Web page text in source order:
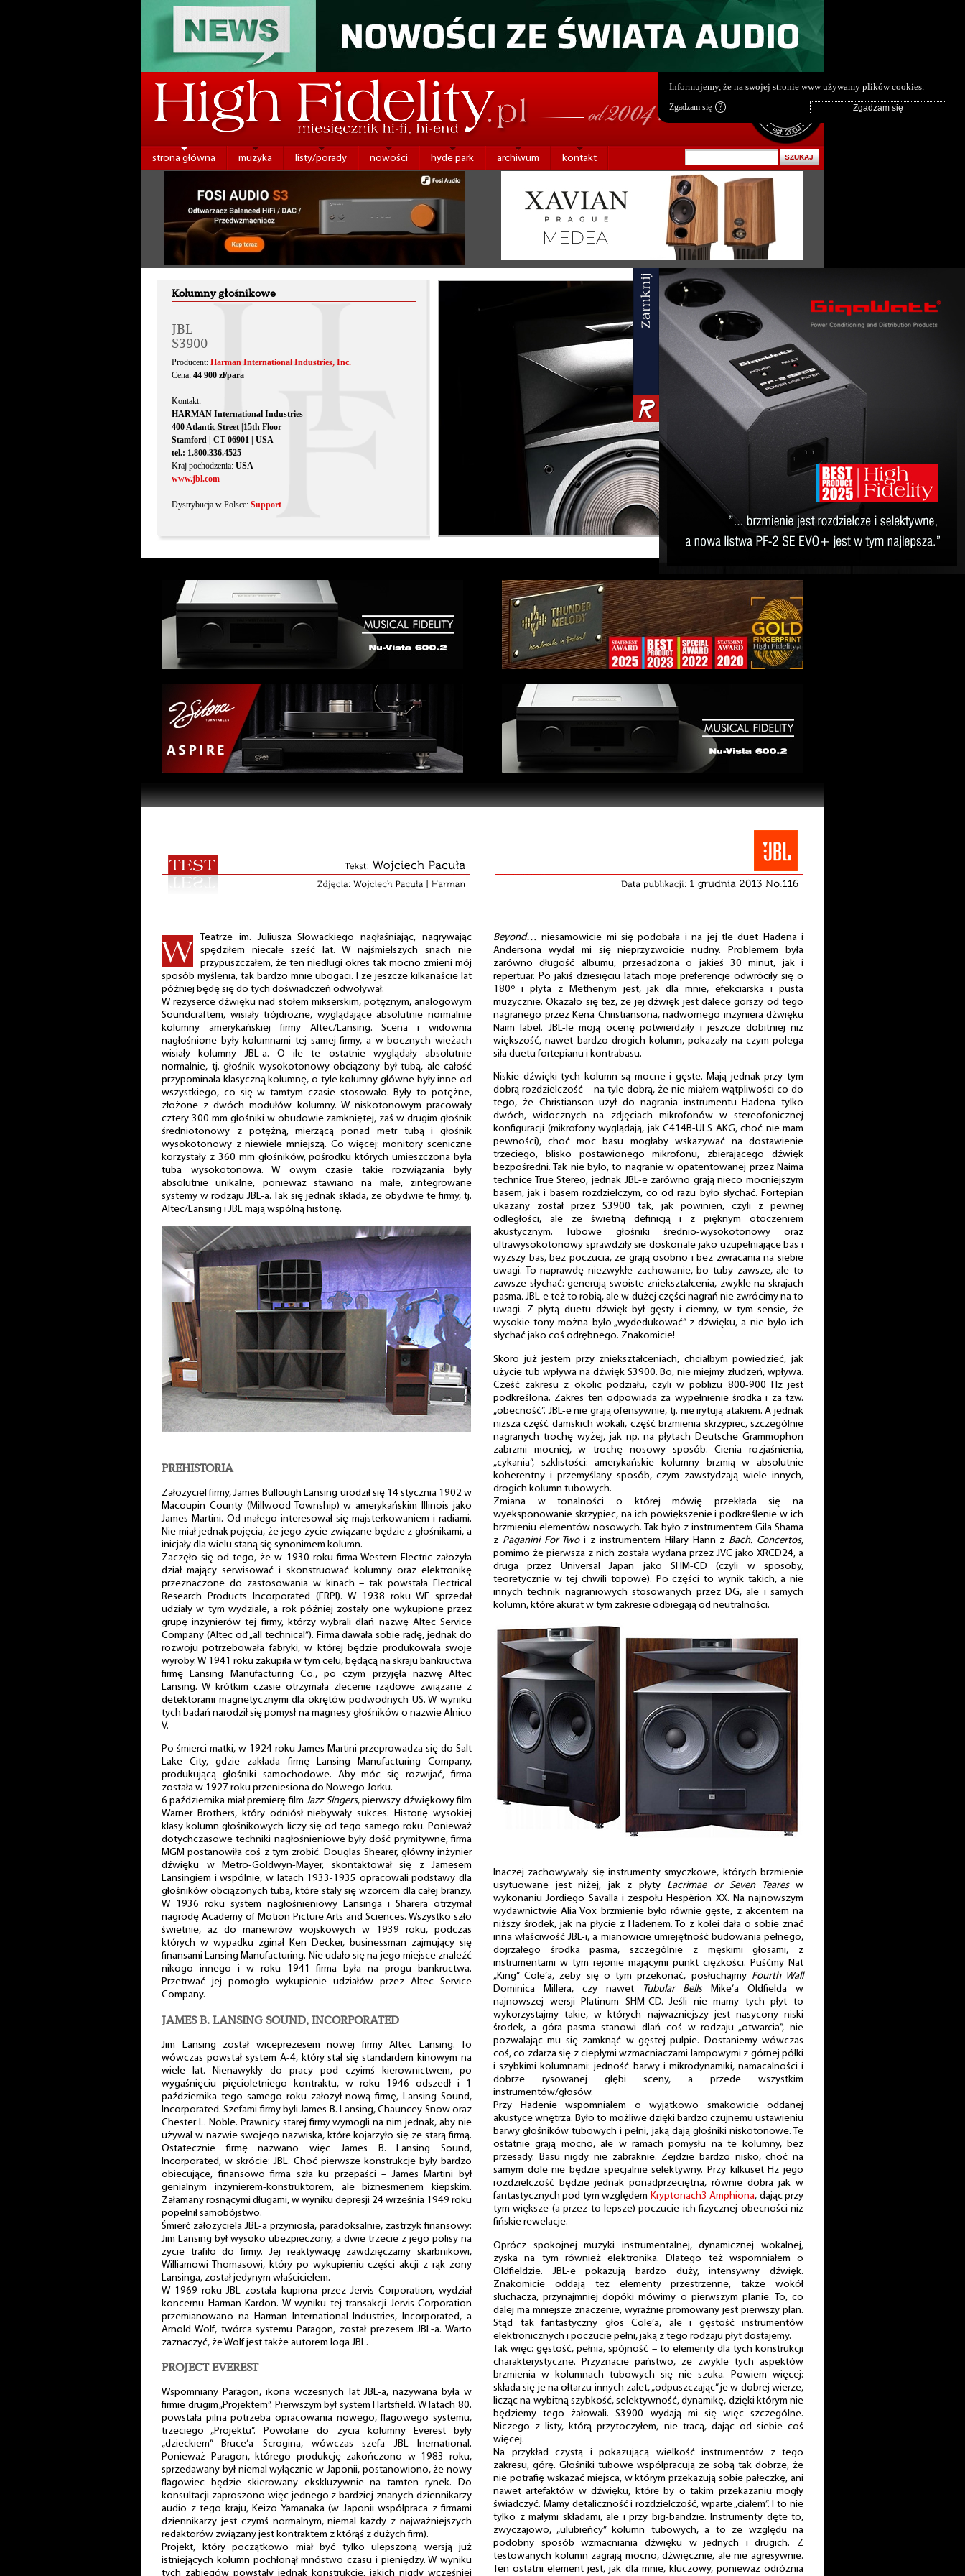
strona główna muzyka listy/porady nowości hyde park archiwum kontakt
Kolumny głośnikowe
JBL
S3900
Producent: Harman International Industries, Inc.
Cena: 44 900 zł/para
Kontakt:
HARMAN International Industries
400 Atlantic Street |15th Floor
Stamford | CT 06901 | USA
tel.: 1.800.336.4525
Kraj pochodzenia: USA
www.jbl.com
Dystrybucja w Polsce: Support
Teatrze im. Juliusza Słowackiego nagłaśniając, nagrywając
spędziłem niecałe sześć lat. W najśmielszych snach nie
przypuszczałem, że ten niedługi okres tak mocno zmieni mój
sposób myślenia, tak bardzo mnie ubogaci. I że jeszcze kilkanaście lat
później będę się do tych doświadczeń odwoływał.
W reżyserce dźwięku nad stołem mikserskim, potężnym, analogowym
Soundcraftem, wisiały trójdrożne, wyglądające absolutnie normalnie
kolumny amerykańskiej firmy Altec/Lansing. Scena i widownia
nagłośnione były kolumnami tej samej firmy, a w bocznych wieżach
wisiały kolumny JBL-a. O ile te ostatnie wyglądały absolutnie
normalnie, tj. głośnik wysokotonowy obciążony był tubą, ale całość
przypominała klasyczną kolumnę, o tyle kolumny główne były inne od
wszystkiego, co się w tamtym czasie stosowało. Były to potężne,
złożone z dwóch modułów kolumny. W niskotonowym pracowały
cztery 300 mm głośniki w obudowie zamkniętej, zaś w drugim głośnik
średniotonowy z potężną, mierzącą ponad metr tubą i głośnik
wysokotonowy z niewiele mniejszą. Co więcej: monitory sceniczne
korzystały z 360 mm głośników, pośrodku których umieszczona była
tuba wysokotonowa. W owym czasie takie rozwiązania były
absolutnie unikalne, ponieważ stawiano na małe, zintegrowane
systemy w rodzaju JBL-a. Tak się jednak składa, że obydwie te firmy, tj.
Altec/Lansing i JBL mają wspólną historię.
PREHISTORIA
Założyciel firmy, James Bullough Lansing urodził się 14 stycznia 1902 w
Macoupin County (Millwood Township) w amerykańskim Illinois jako
James Martini. Od małego interesował się majsterkowaniem i radiami.
Nie miał jednak pojęcia, że jego życie związane będzie z głośnikami, a
inicjały dla wielu staną się synonimem kolumn.
Zaczęło się od tego, że w 1930 roku firma Western Electric założyła
dział mający serwisować i skonstruować kolumny oraz elektronikę
przeznaczone do zastosowania w kinach – tak powstała Electrical
Research Products Incorporated (ERPI). W 1938 roku WE sprzedał
udziały w tym wydziale, a rok później zostały one wykupione przez
grupę inżynierów tej firmy, którzy wybrali dlań nazwę Altec Service
Company (Altec od „all technical”). Firma dawała sobie radę, jednak do
rozwoju potrzebowała fabryki, w której będzie produkowała swoje
wyroby. W 1941 roku zakupiła w tym celu, będącą na skraju bankructwa
firmę Lansing Manufacturing Co., po czym przyjęła nazwę Altec
Lansing. W krótkim czasie otrzymała zlecenie rządowe związane z
detektorami magnetycznymi dla okrętów podwodnych US. W wyniku
tych badań narodził się pomysł na magnesy głośników o nazwie Alnico
V.
Po śmierci matki, w 1924 roku James Martini przeprowadza się do Salt
Lake City, gdzie zakłada firmę Lansing Manufacturing Company,
produkującą głośniki samochodowe. Aby móc się rozwijać, firma
została w 1927 roku przeniesiona do Nowego Jorku.
6 października miał premierę filmJazz Singers, pierwszy dźwiękowy film
Warner Brothers, który odniósł niebywały sukces. Historię wysokiej
klasy kolumn głośnikowych liczy się od tego samego roku. Ponieważ
dotychczasowe techniki nagłośnieniowe były dość prymitywne, firma
MGM postanowiła coś z tym zrobić. Douglas Shearer, główny inżynier
dźwięku w Metro-Goldwyn-Mayer, skontaktował się z Jamesem
Lansingiem i wspólnie, w latach 1933-1935 opracowali podstawy dla
głośników obciążonych tubą, które stały się wzorcem dla całej branży.
W 1936 roku system nagłośnieniowy Lansinga i Sharera otrzymał
nagrodę Academy of Motion Picture Arts and Sciences. Wszystko szło
świetnie, aż do manewrów wojskowych w 1939 roku, podczas
których w wypadku zginał Ken Decker, businessman zajmujący się
finansami Lansing Manufacturing. Nie udało się na jego miejsce znaleźć
nikogo innego i w roku 1941 firma była na progu bankructwa.
Przetrwać jej pomogło wykupienie udziałów przez Altec Service
Company.
JAMES B. LANSING SOUND, INCORPORATED
Jim Lansing został wiceprezesem nowej firmy Altec Lansing. To
wówczas powstał system A-4, który stał się standardem kinowym na
wiele lat. Nienawykły do pracy pod czyimś kierownictwem, po
wygaśnięciu pięcioletniego kontraktu, w roku 1946 odszedł i 1
października tego samego roku założył nową firmę, Lansing Sound,
Incorporated. Szefami firmy byli James B. Lansing, Chauncey Snow oraz
Chester L. Noble. Prawnicy starej firmy wymogli na nim jednak, aby nie
używał w nazwie swojego nazwiska, które kojarzyło się ze starą firmą.
Ostatecznie firmę nazwano więc James B. Lansing Sound,
Incorporated, w skrócie: JBL. Choć pierwsze konstrukcje były bardzo
obiecujące, finansowo firma szła ku przepaści – James Martini był
genialnym inżynierem-konstruktorem, ale biznesmenem kiepskim.
Załamany rosnącymi długami, w wyniku depresji 24 września 1949 roku
popełnił samobójstwo.
Śmierć założyciela JBL-a przyniosła, paradoksalnie, zastrzyk finansowy:
Jim Lansing był wysoko ubezpieczony, a dwie trzecie z jego polisy na
życie trafiło do firmy. Jej reaktywację zawdzięczamy skarbnikowi,
Williamowi Thomasowi, który po wykupieniu części akcji z rąk żony
Lansinga, został jedynym właścicielem.
W 1969 roku JBL została kupiona przez Jervis Corporation, wydział
koncernu Harman Kardon. W wyniku tej transakcji Jervis Corporation
przemianowano na Harman International Industries, Incorporated, a
Arnold Wolf, twórca systemu Paragon, został prezesem JBL-a. Warto
zaznaczyć, że Wolf jest także autorem loga JBL.
PROJECT EVEREST
Wspomniany Paragon, ikona wczesnych lat JBL-a, nazywana była w
firmie drugim „Projektem”. Pierwszym był system Hartsfield. W latach 80.
powstała pilna potrzeba opracowania nowego, flagowego systemu,
trzeciego „Projektu”. Powołane do życia kolumny Everest były
„dzieckiem” Bruce’a Scrogina, wówczas szefa JBL Inernational.
Ponieważ Paragon, którego produkcję zakończono w 1983 roku,
sprzedawany był niemal wyłącznie w Japonii, postanowiono, że nowy
flagowiec będzie skierowany ekskluzywnie na tamten rynek. Do
konsultacji zaproszono więc jednego z bardziej znanych dziennikarzy
audio z tego kraju, Keizo Yamanaka (w Japonii współpraca z firmami
dziennikarzy jest czymś normalnym, niemal każdy z najważniejszych
redaktorów związany jest kontraktem z którąś z dużych firm).
Projekt, który początkowo miał być tylko ulepszoną wersją już
istniejących kolumn pochłonął mnóstwo czasu i pieniędzy. W wyniku
tych zabiegów powstały jednak konstrukcje, jakich nigdy wcześniej
Beyond… niesamowicie mi się podobała i na jej tle duet Hadena i
Andersona wydał mi się nieprzyzwoicie nudny. Problemem była
zarówno długość albumu, przesadzona o jakieś 30 minut, jak i
repertuar. Po jakiś dziesięciu latach moje preferencje odwróciły się o
180º i płyta z Methenym jest, jak dla mnie, efekciarska i pusta
muzycznie. Okazało się też, że jej dźwięk jest dalece gorszy od tego
nagranego przez Kena Christiansona, nadwornego inżyniera dźwięku
Naim label. JBL-le moją ocenę potwierdziły i jeszcze dobitniej niż
większość, nawet bardzo drogich kolumn, pokazały na czym polega
siła duetu fortepianu i kontrabasu.
Niskie dźwięki tych kolumn są mocne i gęste. Mają jednak przy tym
dobrą rozdzielczość – na tyle dobrą, że nie miałem wątpliwości co do
tego, że Christianson użył do nagrania instrumentu Hadena tylko
dwóch, widocznych na zdjęciach mikrofonów w stereofonicznej
konfiguracji (mikrofony wyglądają, jak C414B-ULS AKG, choć nie mam
pewności), choć moc basu mogłaby wskazywać na dostawienie
trzeciego, blisko postawionego mikrofonu, zbierającego dźwięk
bezpośredni. Tak nie było, to nagranie w opatentowanej przez Naima
technice True Stereo, jednak JBL-e zarówno grają nieco mocniejszym
basem, jak i basem rozdzielczym, co od razu było słychać. Fortepian
ukazany został przez S3900 tak, jak powinien, czyli z pewnej
odległości, ale ze świetną definicją i z pięknym otoczeniem
akustycznym. Tubowe głośniki średnio-wysokotonowy oraz
ultrawysokotonowy sprawdziły sie doskonale jako uzupełniające bas i
wyższy bas, bez poczucia, że grają osobno i bez zwracania na siebie
uwagi. To naprawdę niezwykłe zachowanie, bo tuby zawsze, ale to
zawsze słychać: generują swoiste zniekształcenia, zwykle na skrajach
pasma. JBL-e też to robią, ale w dużej części nagrań nie zwrócimy na to
uwagi. Z płytą duetu dźwięk był gęsty i ciemny, w tym sensie, że
wysokie tony można było „wydedukować” z dźwięku, a nie było ich
słychać jako coś odrębnego. Znakomicie!
Skoro już jestem przy zniekształceniach, chciałbym powiedzieć, jak
użycie tub wpływa na dźwięk S3900. Bo, nie miejmy złudzeń, wpływa.
Cześć zakresu z okolic podziału, czyli w pobliżu 800-900 Hz jest
podkreślona. Zakres ten odpowiada za wypełnienie środka i za tzw.
„obecność”. JBL-e nie grają ofensywnie, tj. nie irytują atakiem. A jednak
niższa część damskich wokali, część brzmienia skrzypiec, szczególnie
nagranych trochę wyżej, jak np. na płytach Deutsche Grammophon
zabrzmi mocniej, w trochę nosowy sposób. Cienia rozjaśnienia,
„cykania”, szklistości: amerykańskie kolumny brzmią w absolutnie
koherentny i przemyślany sposób, czym zawstydzają wiele innych,
drogich kolumn tubowych.
Zmiana w tonalności o której mówię przekłada się na
wyeksponowanie skrzypiec, na ich powiększenie i podkreślenie w ich
brzmieniu elementów nosowych. Tak było z instrumentem Gila Shama
z Paganini For Twoi z instrumentem Hilary Hann z Bach. Concertos,
pomimo że pierwsza z nich została wydana przez JVC jako XRCD24, a
druga przez Universal Japan jako SHM-CD (czyli w sposoby,
teoretycznie w tej chwili topowe). Po części to wynik takich, a nie
innych technik nagraniowych stosowanych przez DG, ale i samych
kolumn, które akurat w tym zakresie odbiegają od neutralności.
Inaczej zachowywały się instrumenty smyczkowe, których brzmienie
usytuowane jest niżej, jak z płyty Lacrimae or Seven Tearesw
wykonaniu Jordiego Savalla i zespołu Hespèrion XX. Na najnowszym
wydawnictwie Alia Vox brzmienie było równie gęste, z akcentem na
niższy środek, jak na płycie z Hadenem. To z kolei dała o sobie znać
inna właściwość JBL-i, a mianowicie umiejętność budowania pełnego,
dojrzałego środka pasma, szczególnie z męskimi głosami, z
instrumentami w tym rejonie mającymi punkt ciężkości. Puśćmy Nat
„King” Cole’a, żeby się o tym przekonać, posłuchajmy Fourth Wall
Dominica Millera, czy nawet
Tubular BellsMike’a Oldfielda w
najnowszej wersji Platinum SHM-CD. Jeśli nie mamy tych płyt to
wykorzystajmy takie, w których najważniejszy jest nasycony niski
środek, a góra pasma stanowi dlań coś w rodzaju „otwarcia”, nie
pozwalając mu się zamknąć w gęstej pulpie. Dostaniemy wówczas
coś, co zdarza się z ciepłymi wzmacniaczami lampowymi z górnej półki
i szybkimi kolumnami: jedność barwy i mikrodynamiki, namacalności i
dobrze rysowanej głębi sceny, a przede wszystkim
instrumentów/głosów.
Przy Hadenie wspomniałem o wyjątkowo smakowicie oddanej
akustyce wnętrza. Było to możliwe dzięki bardzo czujnemu ustawieniu
barwy głośników tubowych i pełni, jaką dają głośniki niskotonowe. Te
ostatnie grają mocno, ale w ramach pomysłu na te kolumny, bez
przesady. Basu nigdy nie zabraknie. Zejdzie bardzo nisko, choć na
samym dole nie będzie specjalnie selektywny. Przy kilkuset Hz jego
rozdzielczość będzie jednak ponadprzeciętna, równie dobra jak w
fantastycznych pod tym względem Kryptonach3 Amphiona, dając przy
tym większe (a przez to lepsze) poczucie ich fizycznej obecności niż
fińskie rewelacje.
Oprócz spokojnej muzyki instrumentalnej, dynamicznej wokalnej,
zyska na tym również elektronika. Dlatego też wspomniałem o
Oldfieldzie. JBL-e pokazują bardzo duży, intensywny dźwięk.
Znakomicie oddają też elementy przestrzenne, także wokół
słuchacza, przynajmniej dopóki mówimy o pierwszym planie. To, co
dalej ma mniejsze znaczenie, wyraźnie promowany jest pierwszy plan.
Stąd tak fantastyczny głos Cole’a, ale i gęstość instrumentów
elektronicznych i poczucie pełni, jaką z tego rodzaju płyt dostajemy.
Tak więc: gęstość, pełnia, spójność – to elementy dla tych konstrukcji
charakterystyczne. Przyznacie państwo, że zwykle tych aspektów
brzmienia w kolumnach tubowych się nie szuka. Powiem więcej:
składa się je na ołtarzu innych zalet, „odpuszczając” je w dobrej wierze,
licząc na wybitną szybkość, selektywność, dynamikę, dzięki którym nie
będziemy tego żałowali. S3900 wydają mi się więc szczególne.
Niczego z listy, którą przytoczyłem, nie tracą, dając od siebie coś
więcej.
Na przykład czystą i pokazującą wielkość instrumentów z tego
zakresu, górę. Głośniki tubowe współpracują ze sobą tak dobrze, że
nie potrafię wskazać miejsca, w którym przekazują sobie pałeczkę, ani
nawet artefaktów w dźwięku, które by o takim przekazaniu mogły
świadczyć. Mamy detaliczność i rozdzielczość, wparte „ciałem”. I to nie
tylko z małymi składami, ale i przy big-bandzie. Instrumenty dęte to,
zwyczajowo, „ulubieńcy” kolumn tubowych, a to ze względu na
podobny sposób wzmacniania dźwięku w jednych i drugich. Z
testowanych kolumn zagrają mocno, dźwięcznie, ale nie agresywnie.
Ten ostatni element jest, jak dla mnie, kluczowy, ponieważ odróżnia
Informujemy, że na swojej stronie www używamy plików cookies.
Zgadzam się ?